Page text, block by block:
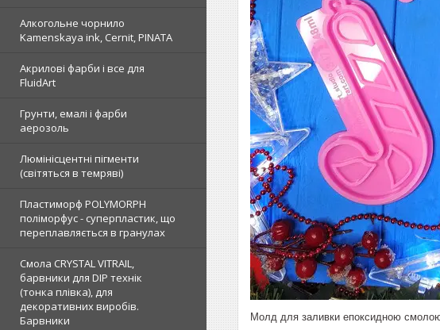
Алкогольне чорнило
Kamenskaya ink, Cernit, PINATA
Акрилові фарби і все для
FluidArt
Грунти, емалі і фарби
аерозоль
Люмінісцентні пігменти
(світяться в темряві)
Пластиморф POLYMORPH
поліморфус - суперпластик, що
переплавляється в гранулах
Смола CRYSTAL VITRAIL,
барвники для DIP технік
(тонка плівка), для
декоративних виробів.
Барвники
Молд для заливки епоксидною